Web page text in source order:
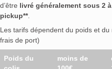
d’être livré généralement sous 2
pickup**.
Les tarifs dépendent du poids et
frais de port)
Poids du
moins de